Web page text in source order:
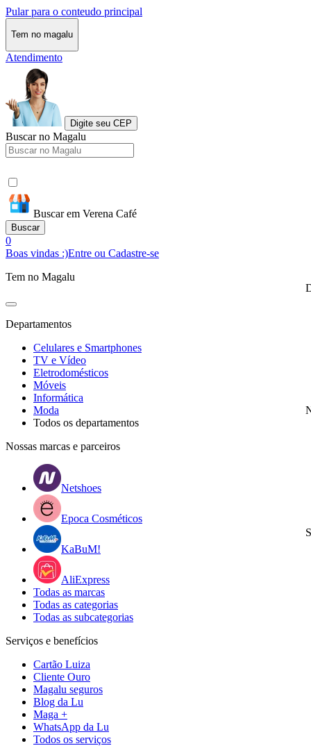
Pular para o conteudo principal
Tem no magalu
Atendimento
Digite seu CEP
Buscar no Magalu
Buscar em Verena Café
Buscar
0
Boas vindas :)Entre ou Cadastre-se
Tem no Magalu
Departamentos
Celulares e Smartphones
TV e Vídeo
Eletrodomésticos
Móveis
Informática
Moda
Todos os departamentos
Nossas marcas e parceiros
Netshoes
Epoca Cosméticos
KaBuM!
AliExpress
Todas as marcas
Todas as categorias
Todas as subcategorias
Serviços e benefícios
Cartão Luiza
Cliente Ouro
Magalu seguros
Blog da Lu
Maga +
WhatsApp da Lu
Todos os serviços